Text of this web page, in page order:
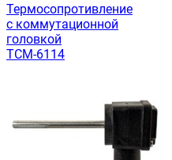
Термосопротивление
с коммутационной
головкой
ТСМ-6114